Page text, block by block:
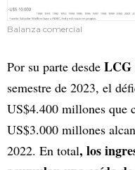
Balanza comercial
Por su parte desde LCG
semestre de 2023, el
US$4.400 millones que
US$3.000 millones
2022. En total, los